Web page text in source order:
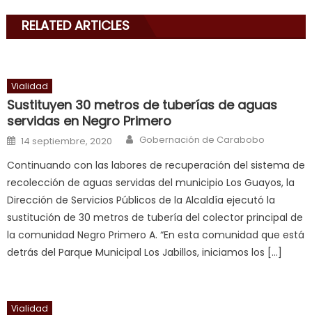
will
smith
is
cuckold,
nice
milf
in
squirting,
आपक
न
भ
RELATED ARTICLES
Vialidad
Sustituyen 30 metros de tuberías de aguas
servidas en Negro Primero
Posted on
14 septiembre, 2020 Author
Gobernación de Carabobo
Continuando con las labores de recuperación del sistema de
recolección de aguas servidas del municipio Los Guayos, la
Dirección de Servicios Públicos de la Alcaldía ejecutó la
sustitución de 30 metros de tubería del colector principal de
la comunidad Negro Primero A. “En esta comunidad que está
detrás del Parque Municipal Los Jabillos, iniciamos los […]
Vialidad